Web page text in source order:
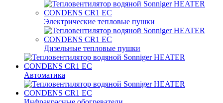
Электрические тепловые пушки
Дизельные тепловые пушки
Автоматика